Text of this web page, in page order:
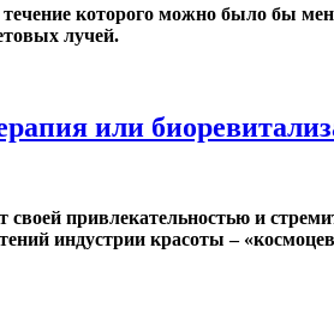
течение которого можно было бы
лучей.
или
привлекательностью и
индустрии красоты –